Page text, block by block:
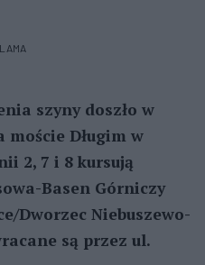
szyny doszło w
moście Długim w
2, 7 i 8 kursują
Basen Górniczy
Dworzec Niebuszewo-
są przez ul.